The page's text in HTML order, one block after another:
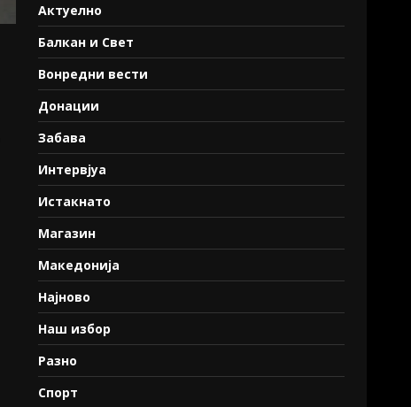
Актуелно
Балкан и Свет
Вонредни вести
Донации
Забава
Интервјуа
Истакнато
Магазин
Македонија
Најново
Наш избор
Разно
Спорт